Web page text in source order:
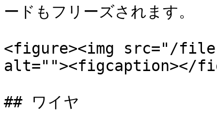
ードもフリーズされます。
<figure><img src="/files/
alt=""><figcaption></
## ワイヤ